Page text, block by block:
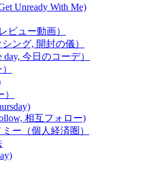
Unready With Me)
ビュー動画）
ング, 開封の儀）
今日のコーデ）
相互フォロー)
ー（個人経済圏）